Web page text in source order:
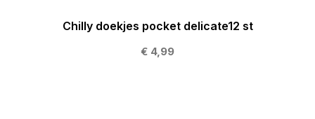
Chilly doekjes pocket delicate12 st
€ 4,99